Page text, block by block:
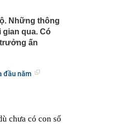
Những thông
gian qua. Có
ấn
đầu năm
chưa có con số